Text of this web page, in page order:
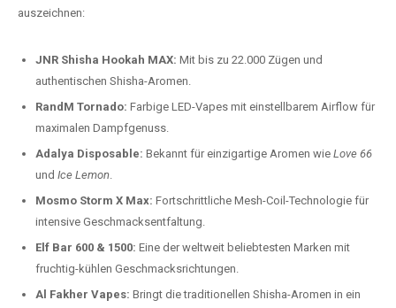
auszeichnen:
JNR Shisha Hookah MAX: Mit bis zu 22.000 Zügen und
authentischen Shisha-Aromen.
RandM Tornado: Farbige LED-Vapes mit einstellbarem Airflow für
maximalen Dampfgenuss.
Adalya Disposable: Bekannt für einzigartige Aromen wie Love 66
und Ice Lemon.
Mosmo Storm X Max: Fortschrittliche Mesh-Coil-Technologie für
intensive Geschmacksentfaltung.
Elf Bar 600 & 1500: Eine der weltweit beliebtesten Marken mit
fruchtig-kühlen Geschmacksrichtungen.
Al Fakher Vapes: Bringt die traditionellen Shisha-Aromen in ein